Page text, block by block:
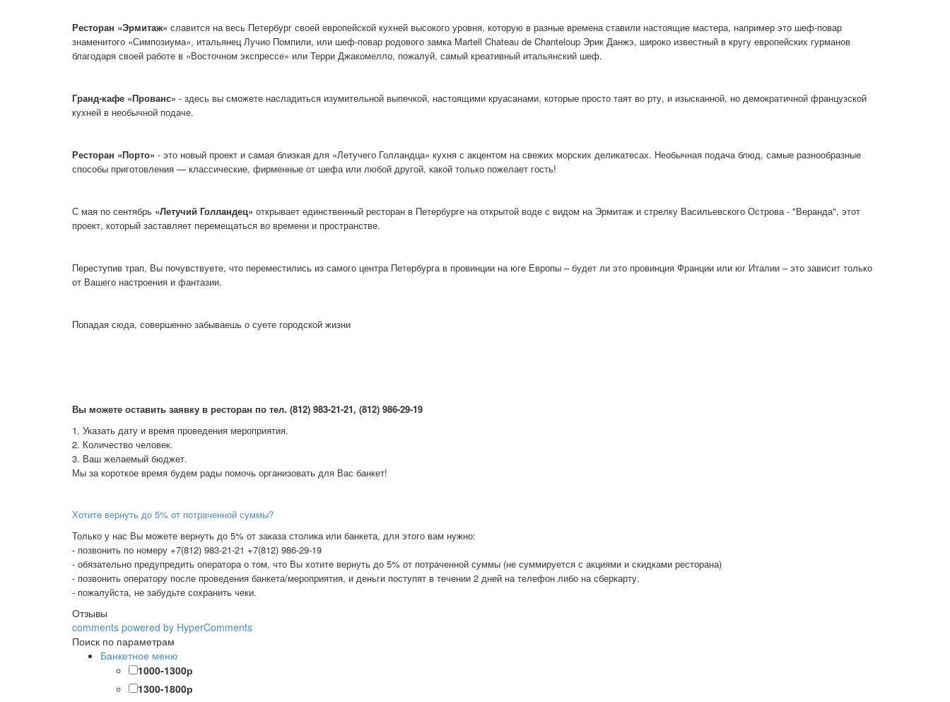
Ресторан «Эрмитаж» славится на весь Петербург своей европейской кухней высокого уровня, которую в разные времена ставили настоящие мастера, например это шеф-повар
знаменитого «Симпозиума», итальянец Лучио Помпили, или шеф-повар родового замка Martell Chateau de Chanteloup Эрик Данжэ, широко известный в кругу европейских гурманов
благодаря своей работе в «Восточном экспрессе» или Терри Джакомелло, пожалуй, самый креативный итальянский шеф.
Гранд-кафе «Прованс» - здесь вы сможете насладиться изумительной выпечкой, настоящими круасанами, которые просто таят во рту, и изысканной, но демократичной французской
кухней в необычной подаче.
Ресторан «Порто» - это новый проект и самая близкая для «Летучего Голландца» кухня с акцентом на свежих морских деликатесах. Необычная подача блюд, самые разнообразные
способы приготовления — классические, фирменные от шефа или любой другой, какой только пожелает гость!
С мая по сентябрь «Летучий Голландец» открывает единственный ресторан в Петербурге на открытой воде с видом на Эрмитаж и стрелку Васильевского Острова - "Веранда", этот
проект, который заставляет перемещаться во времени и пространстве.
Переступив трап, Вы почувствуете, что переместились из самого центра Петербурга в провинции на юге Европы – будет ли это провинция Франции или юг Италии – это зависит только
от Вашего настроения и фантазии.
Попадая сюда, совершенно забываешь о суете городской жизни
Вы можете оставить заявку в ресторан по тел. (812) 983-21-21, (812) 986-29-19
1. Указать дату и время проведения мероприятия.
2. Количество человек.
3. Ваш желаемый бюджет.
Мы за короткое время будем рады помочь организовать для Вас банкет!
Хотите вернуть до 5% от потраченной суммы?
Только у нас Вы можете вернуть до 5% от заказа столика или банкета, для этого вам нужно:
- позвонить по номеру +7(812) 983-21-21 +7(812) 986-29-19
- обязательно предупредить оператора о том, что Вы хотите вернуть до 5% от потраченной суммы (не суммируется с акциями и скидками ресторана)
- позвонить оператору после проведения банкета/мероприятия, и деньги поступят в течении 2 дней на телефон либо на сберкарту.
- пожалуйста, не забудьте сохранить чеки.
Отзывы
comments powered by HyperComments
Поиск по параметрам
Банкетное меню
1000-1300р
1300-1800р